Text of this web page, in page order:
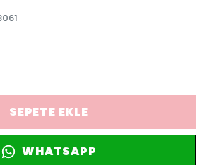
SEPETE EKLE
WHATSAPP